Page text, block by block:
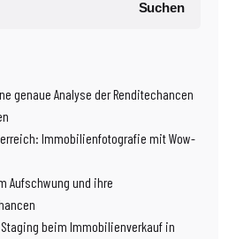
Suchen
genaue Analyse der Renditechancen
Immobilienfotografie mit Wow-
Aufschwung und ihre
beim Immobilienverkauf in